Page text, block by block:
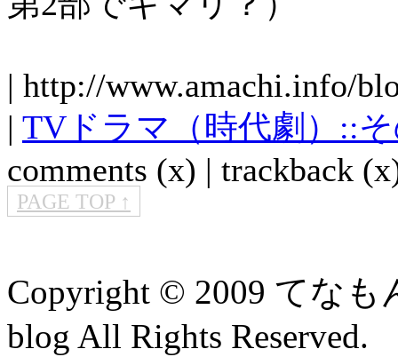
| http://www.amachi.info/
| TVドラマ（時代劇）::
comments (x) | trackback
PAGE TOP ↑
Copyright © 2009 てな
blog All Rights Reserved.